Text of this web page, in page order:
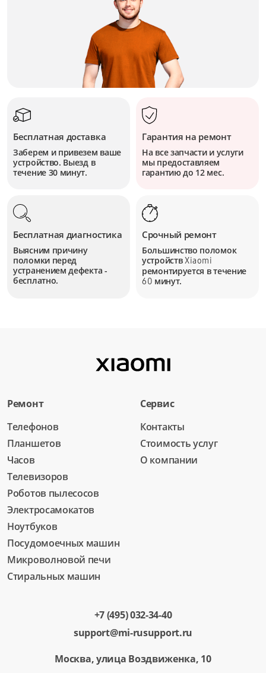
Бесплатная доставка
Заберем и привезем ваше
устройство. Выезд в
течение 30 минут.
Гарантия на ремонт
На все запчасти и услуги
мы предоставляем
гарантию до 12 мес.
Бесплатная диагностика
Выясним причину
поломки перед
устранением дефекта -
бесплатно.
Срочный ремонт
Большинство поломок
устройствXiaomi
ремонтируется в течение
60 минут.
Ремонт
Телефонов
Планшетов
Часов
Телевизоров
Роботов пылесосов
Электросамокатов
Ноутбуков
Посудомоечных машин
Микроволновой печи
Стиральных машин
Сервис
Контакты
Стоимость услуг
О компании
+7 (495) 032-34-40
support@mi-rusupport.ru
Москва, улица Воздвиженка, 10